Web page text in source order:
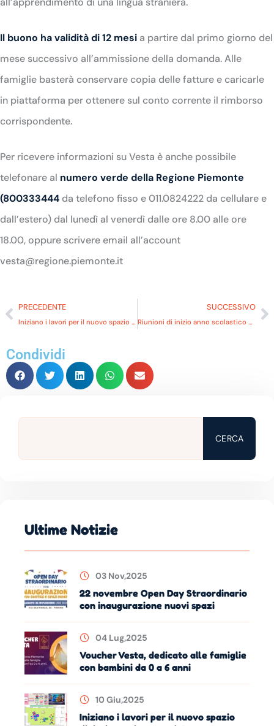
Il buono ha validità di 12 mesi a partire dal primo giorno del
mese successivo all’ammissione della domanda.Alle
famiglie basterà conservare copia delle fatture e caricarle
in piattaforma per ottenere sul conto corrente il rimborso
corrispondente.
Per ricevere informazioni su Vesta è anche possibile
telefonare al numero verde della Regione Piemonte
(800333444 da telefono fisso e 011.0824222 da cellulare e
dall’estero) dal lunedì al venerdì dalle ore 8.00 alle ore
18.00, oppure scrivere email all’account
vesta@regione.piemonte.it
PRECEDENTE
Iniziano i lavori per il nuovo spazio digitale e psicomotorio!
SUCCESSIVO
Riunioni di inizio anno scolastico 2025/2026
Condividi
CERCA
Ultime Notizie
03 Nov,2025
22 novembre Open Day Straordinario
con inaugurazione nuovi spazi
04 Lug,2025
Voucher Vesta, dedicato alle famiglie
con bambini da 0 a 6 anni
10 Giu,2025
Iniziano i lavori per il nuovo spazio